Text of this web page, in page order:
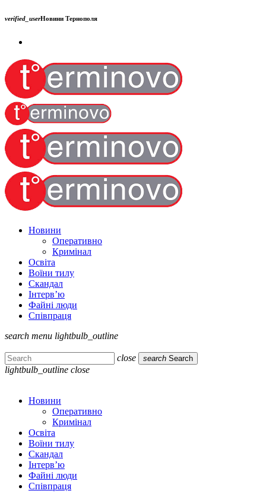
verified_userНовини Тернополя
Новини
Оперативно
Кримінал
Освіта
Воїни тилу
Скандал
Інтерв’ю
Файні люди
Співпраця
search menu lightbulb_outline
close search Search
lightbulb_outline close
Новини
Оперативно
Кримінал
Освіта
Воїни тилу
Скандал
Інтерв’ю
Файні люди
Співпраця